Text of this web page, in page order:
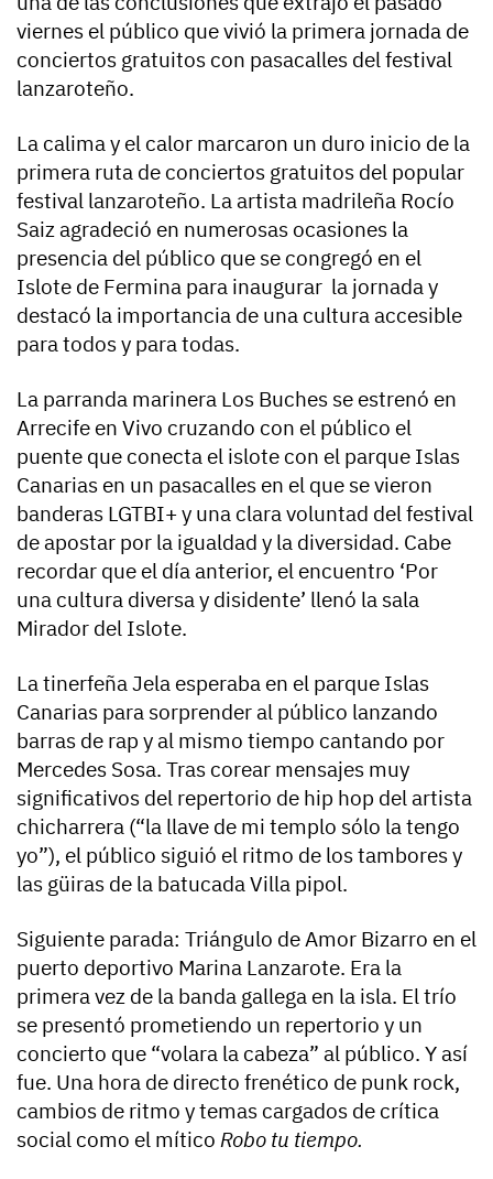
viernes el público que vivió la primera jornada de
conciertos gratuitos con pasacalles del festival
lanzaroteño.
La calima y el calor marcaron un duro inicio de la
primera ruta de conciertos gratuitos del popular
festival lanzaroteño. La artista madrileña Rocío
Saiz agradeció en numerosas ocasiones la
presencia del público que se congregó en el
Islote de Fermina para inaugurar la jornada y
destacó la importancia de una cultura accesible
para todos y para todas.
La parranda marinera Los Buches se estrenó en
Arrecife en Vivo cruzando con el público el
puente que conecta el islote con el parque Islas
Canarias en un pasacalles en el que se vieron
banderas LGTBI+ y una clara voluntad del festival
de apostar por la igualdad y la diversidad. Cabe
recordar que el día anterior, el encuentro ‘Por
una cultura diversa y disidente’ llenó la sala
Mirador del Islote.
La tinerfeña Jela esperaba en el parque Islas
Canarias para sorprender al público lanzando
barras de rap y al mismo tiempo cantando por
Mercedes Sosa. Tras corear mensajes muy
significativos del repertorio de hip hop del artista
chicharrera (“la llave de mi templo sólo la tengo
yo”), el público siguió el ritmo de los tambores y
las güiras de la batucada Villa pipol.
Siguiente parada: Triángulo de Amor Bizarro en el
puerto deportivo Marina Lanzarote. Era la
primera vez de la banda gallega en la isla. El trío
se presentó prometiendo un repertorio y un
concierto que “volara la cabeza” al público. Y así
fue. Una hora de directo frenético de punk rock,
cambios de ritmo y temas cargados de crítica
social como el mítico Robo tu tiempo.